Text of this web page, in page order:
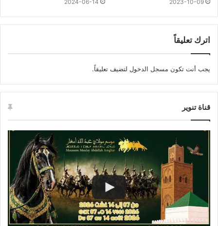
2023-10-09
2024-06-14
اترك تعليقاً
يجب أنت تكون مسجل الدخول لتضيف تعليقاً.
قناة تنوير